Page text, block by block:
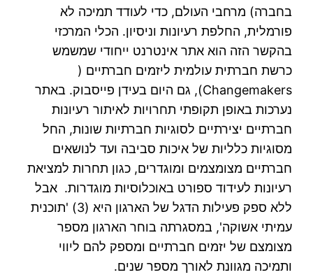
בחברה) מרחבי העולם, כדי לעודד תמיכה לא
פורמלית, החלפת רעיונות וניסיון. הכלי המרכזי
בהקשר הזה הוא אתר אינטרנט ייחודי שמשמש
כרשת חברתית עולמית ליזמים חברתיים (
Changemakers), גם היום בעידן פייסבוק. באתר
נערכות באופן תקופתי תחרויות לאיתור רעיונות
חברתיים יצירתיים לסוגיות חברתיות שונות, החל
מסוגיות כלליות של איכות סביבה ועד לנושאים
חברתיים מצומצמים ומוגדרים, כגון תחרות למציאת
רעיונות לעידוד ספורט באוכלוסיות מוגדרות. אבל
ללא ספק פעילות הדגל של הארגון היא (3) 'תוכנית
עמיתי אשוקה', במסגרתה בוחר הארגון מספר
מצומצם של יזמים חברתיים ומספק להם ליווי
ותמיכה מגוונת לאורך מספר שנים.